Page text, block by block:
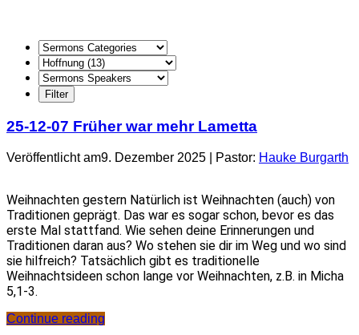
25-12-07 Früher war mehr Lametta
Veröffentlicht am9. Dezember 2025 | Pastor: Hauke Burgarth
Weihnachten gestern Natürlich ist Weihnachten (auch) von
Traditionen geprägt. Das war es sogar schon, bevor es das
erste Mal stattfand. Wie sehen deine Erinnerungen und
Traditionen daran aus? Wo stehen sie dir im Weg und wo sind
sie hilfreich? Tatsächlich gibt es traditionelle
Weihnachtsideen schon lange vor Weihnachten, z.B. in Micha
5,1-3.
Continue reading